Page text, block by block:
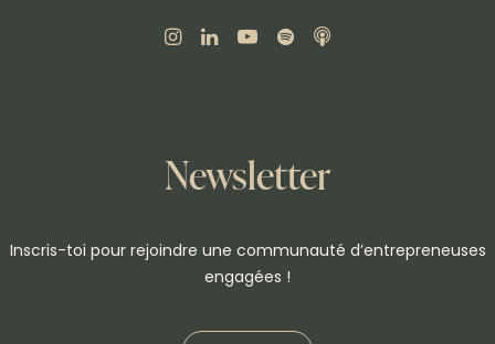
Newsletter
Inscris-toi pour rejoindre une communauté d’entrepreneuses
engagées !